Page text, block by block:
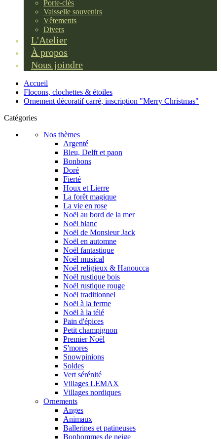
Porte-clés
Vaisselle souvenirs
Vêtements
Divers
L'Atelier
À propos
Nous joindre
Accueil
Flocons, clochettes & étoiles
Ornement décoratif carré, inscription "Merry Christmas"
Catégories
Nos thèmes
Argenté
Bleu, Delft et paon
Bonbons
Doré
Fierté
Houx et Lierre
La forêt magique
La vie en rose
Noël au bord de la mer
Noël blanc
Noël de Monsieur Jack
Noël en automne
Noël fantastique
Noël musical
Noël religieux & Hanoucca
Noël rustique bois
Noël rustique rouge
Noël traditionnel
Noël à la ferme
Noël à la télé
Pain d'épices
Petit champignon
Premier Noël
S'mores
Snowpinions
Soldes
Vert sérénité
Villages LEMAX
Villages nordiques
Ornements
Anges
Animaux
Ballerines et patineuses
Bonhommes de neige